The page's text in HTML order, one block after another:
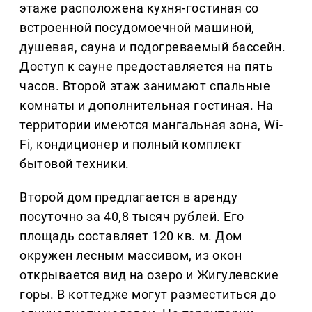
этаже расположена кухня-гостиная со
встроенной посудомоечной машиной,
душевая, сауна и подогреваемый бассейн.
Доступ к сауне предоставляется на пять
часов. Второй этаж занимают спальные
комнаты и дополнительная гостиная. На
территории имеются мангальная зона, Wi-
Fi, кондиционер и полный комплект
бытовой техники.
Второй дом предлагается в аренду
посуточно за 40,8 тысяч рублей. Его
площадь составляет 120 кв. м. Дом
окружен лесным массивом, из окон
открывается вид на озеро и Жигулевские
горы. В коттедже могут разместиться до